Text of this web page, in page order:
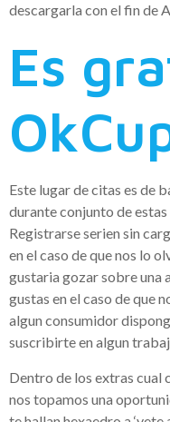
descargarla con el fin de
Es
Este lugar de citas es de
durante conjunto de
Registrarse seri­en sin
en el caso de que nos lo
gustaria gozar sobre una
gustas en el caso de que
algun consumidor
suscribirte en algun
Dentro de los extras cual
nos topamos una